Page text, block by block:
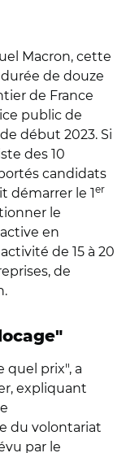
Macron, cette
de douze
de France
public de
début 2023. Si
des 10
candidats
démarrer le 1er
le
en
de 15 à 20
de
quel prix", a
expliquant
du volontariat
par le